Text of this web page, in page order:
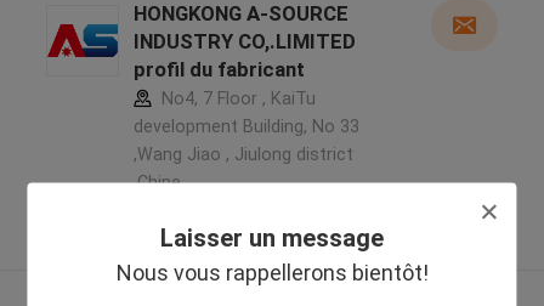
Laisser un message
Nous vous rappellerons bientôt!
HONGKONG A-SOURCE
INDUSTRY CO,.LIMITED
profil du fabricant
No4, 7 Floor , KaiTu
development Building, No 33
,Wang Jiao , Jiulong district
,Chine
Fournisseur vérifié